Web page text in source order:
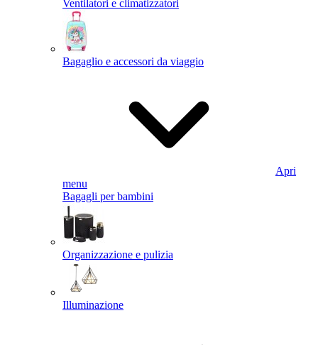
Ventilatori e climatizzatori
Bagaglio e accessori da viaggio
Apri
menu
Bagagli per bambini
Organizzazione e pulizia
Illuminazione